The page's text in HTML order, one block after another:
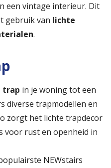
een vintage interieur. Dit
gebruik van lichte
.
trap in je woning tot een
diverse trapmodellen en
zorgt het lichte trapdecor
voor rust en openheid in
NEWstairs